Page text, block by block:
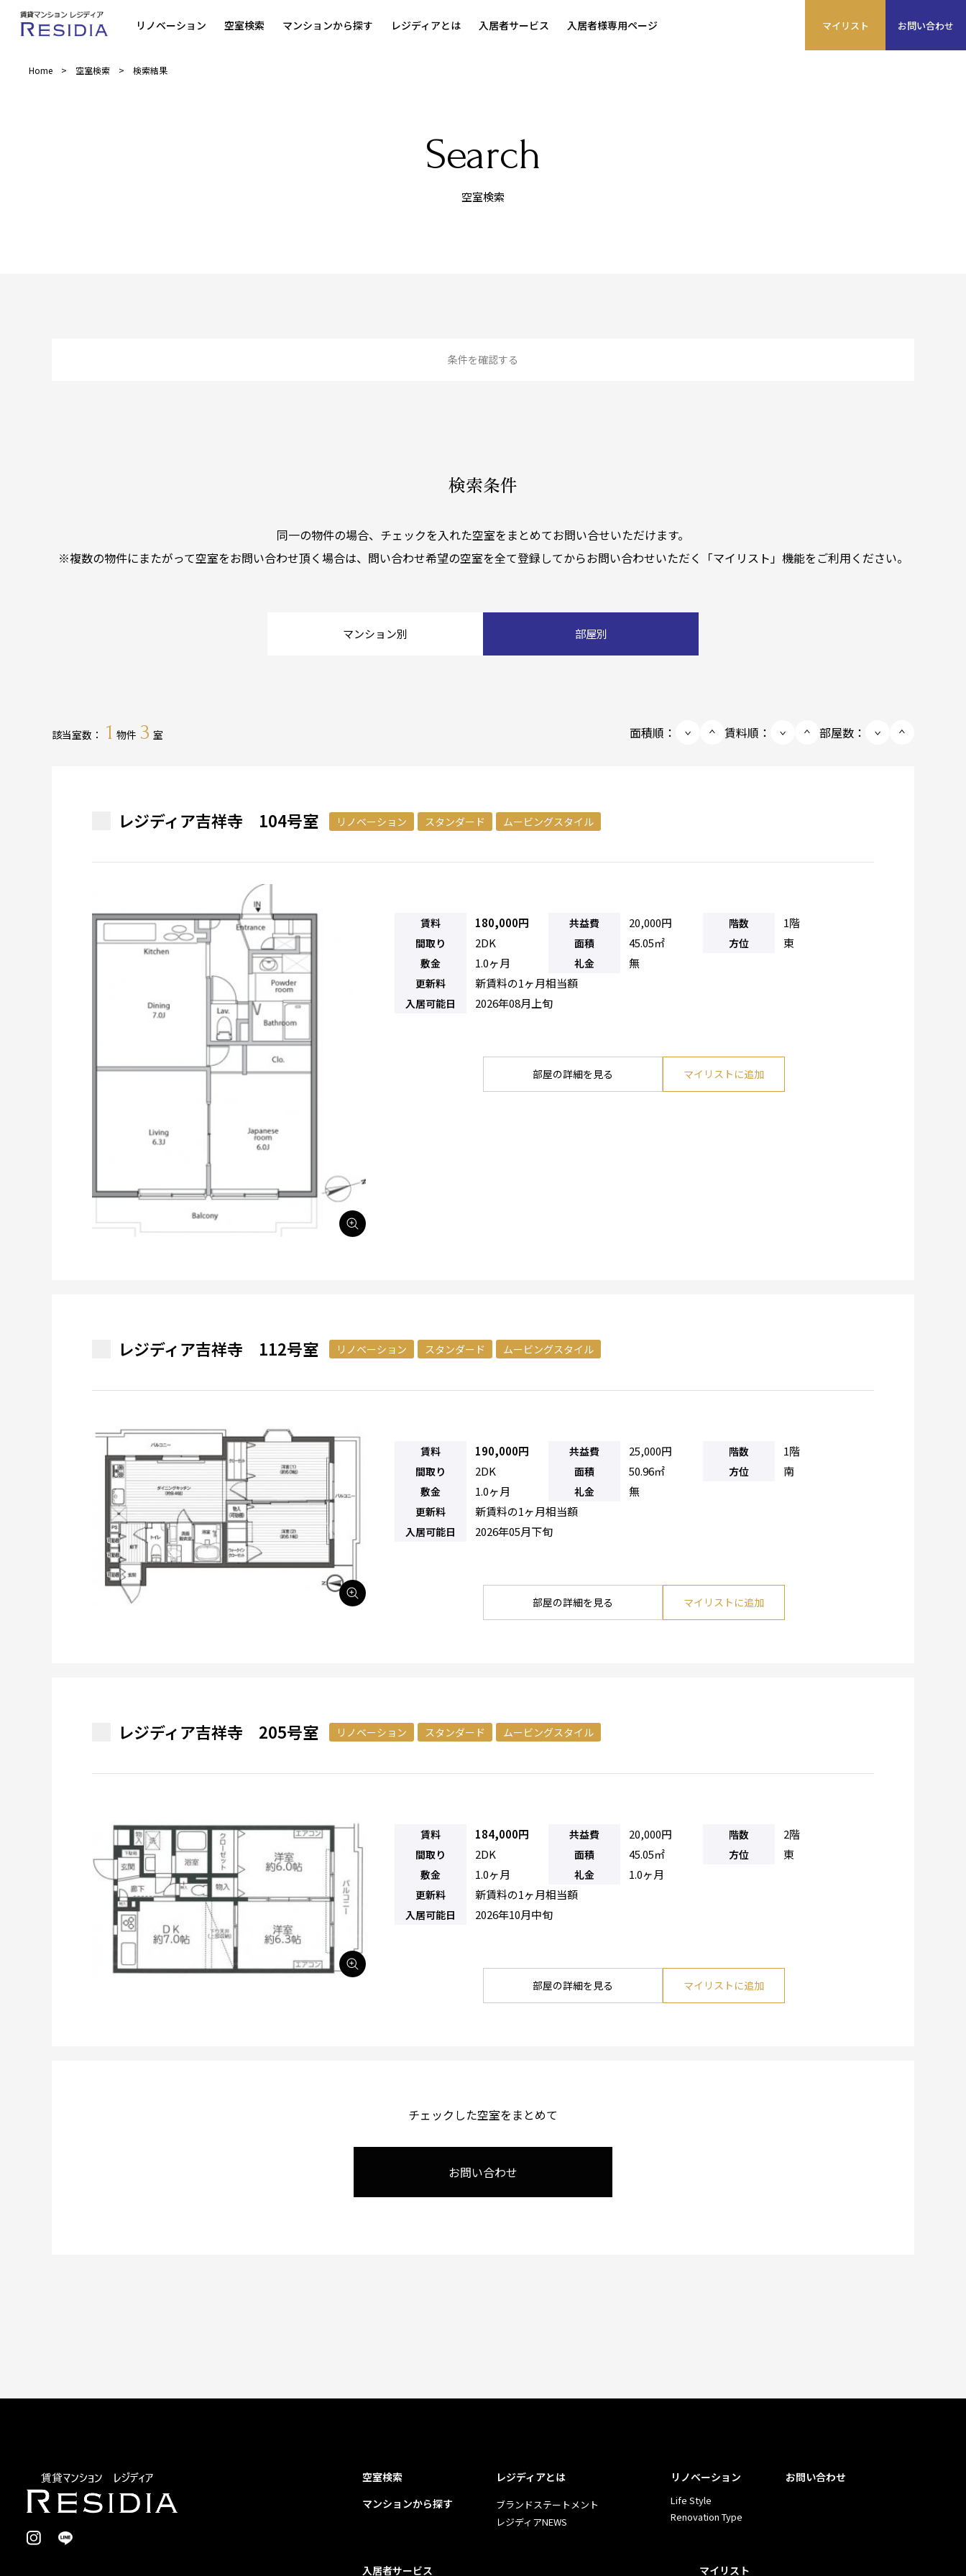
リノベーション 空室検索 マンションから探す レジディアとは 入居者サービス 入居者様専用ページ マイリスト お問い合わせ
Home 空室検索 検索結果
Search
空室検索
条件を確認する
検索条件
同一の物件の場合、チェックを入れた空室をまとめてお問い合せいただけます。
※複数の物件にまたがって空室をお問い合わせ頂く場合は、問い合わせ希望の空室を全て登録してからお問い合わせいただく「マイリスト」機能をご利用ください。
マンション別 部屋別
該当室数： 1 物件 3 室 面積順： 賃料順： 部屋数：
レジディア吉祥寺 104号室 リノベーション スタンダード ムービングスタイル
賃料 180,000円 共益費 20,000円 階数 1階
間取り 2DK 面積 45.05㎡ 方位 東
敷金 1.0ヶ月 礼金 無
更新料 新賃料の1ヶ月相当額
入居可能日 2026年08月上旬
部屋の詳細を見る マイリストに追加
レジディア吉祥寺 112号室 リノベーション スタンダード ムービングスタイル
賃料 190,000円 共益費 25,000円 階数 1階
間取り 2DK 面積 50.96㎡ 方位 南
敷金 1.0ヶ月 礼金 無
更新料 新賃料の1ヶ月相当額
入居可能日 2026年05月下旬
部屋の詳細を見る マイリストに追加
レジディア吉祥寺 205号室 リノベーション スタンダード ムービングスタイル
賃料 184,000円 共益費 20,000円 階数 2階
間取り 2DK 面積 45.05㎡ 方位 東
敷金 1.0ヶ月 礼金 1.0ヶ月
更新料 新賃料の1ヶ月相当額
入居可能日 2026年10月中旬
部屋の詳細を見る マイリストに追加
チェックした空室をまとめて
お問い合わせ
空室検索
マンションから探す
レジディアとは
ブランドステートメント
レジディアNEWS
リノベーション
Life Style
Renovation Type
お問い合わせ
入居者サービス マイリスト